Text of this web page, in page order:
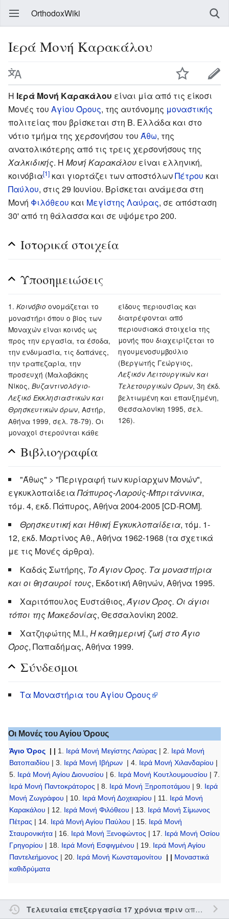
OrthodoxWiki
Ιερά Μονή Καρακάλου
Η Ιερά Μονή Καρακάλου είναι μία από τις είκοσι
Μονές του Αγίου Όρους, της αυτόνομης μοναστικής
πολιτείας που βρίσκεται στη Β. Ελλάδα και στο
νότιο τμήμα της χερσονήσου του Άθω, της
ανατολικότερης από τις τρεις χερσονήσους της
Χαλκιδικής. Η Μονή Καρακάλου είναι ελληνική,
κοινόβια[1] και γιορτάζει των αποστόλωνΠέτρου και
Παύλου, στις 29 Ιουνίου. Βρίσκεται ανάμεσα στη
Μονή Φιλόθεου και Μεγίστης Λαύρας, σε απόσταση
30' από τη θάλασσα και σε υψόμετρο 200.
Ιστορικά στοιχεία
Υποσημειώσεις
Κοινόβιο ονομάζεται το
μοναστήρι όπου ο βίος των
Μοναχών είναι κοινός ως
προς την εργασία, τα έσοδα,
την ενδυμασία, τις δαπάνες,
την τραπεζαρία, την
προσευχή (Μαλαβάκης
Νίκος, Βυζαντινολόγιο-
Λεξικό Εκκλησιαστικών και
Θρησκευτικών όρων, Αστήρ,
Αθήνα 1999, σελ. 78-79). Οι
μοναχοί στερούνται κάθε
είδους περιουσίας και
διατρέφονται από
περιουσιακά στοιχεία της
μονής που διαχειρίζεται το
ηγουμενοσυμβούλιο
(Βεργωτής Γεώργιος,
Λεξικόν Λειτουργικών και
Τελετουργικών Όρων, 3η έκδ.
βελτιωμένη και επαυξημένη,
Θεσσαλονίκη 1995, σελ.
126).
Βιβλιογραφία
"Άθως" > "Περιγραφή των κυρίαρχων Μονών",
εγκυκλοπαίδεια Πάπυρος-Λαρούς-Μπριτάννικα,
τόμ. 4, εκδ. Πάπυρος, Αθήνα 2004-2005 [CD-ROM].
Θρησκευτική και Ηθική Εγκυκλοπαίδεια, τόμ. 1-
12, εκδ. Μαρτίνος Αθ., Αθήνα 1962-1968 (τα σχετικά
με τις Μονές άρθρα).
Καδάς Σωτήρης, Το Άγιον Όρος. Τα μοναστήρια
και οι θησαυροί τους, Εκδοτική Αθηνών, Αθήνα 1995.
Χαριτόπουλος Ευστάθιος, Άγιον Όρος. Οι άγιοι
τόποι της Μακεδονίας, Θεσσαλονίκη 2002.
Χατζηφώτης Μ.Ι., Η καθημερινή ζωή στο Άγιο
Όρος, Παπαδήμας, Αθήνα 1999.
Σύνδεσμοι
Τα Μοναστήρια του Αγίου Όρους
Οι Μονές του Αγίου Όρους
Άγιο Όρος | | 1. Ιερά Μονή Μεγίστης Λαύρας | 2. Ιερά Μονή
Βατοπαιδίου | 3. Ιερά Μονή Ιβήρων | 4. Ιερά Μονή Χιλανδαρίου |
5. Ιερά Μονή Αγίου Διονυσίου | 6. Ιερά Μονή Κουτλουμουσίου | 7.
Ιερά Μονή Παντοκράτορος | 8. Ιερά Μονή Ξηροποτάμου | 9. Ιερά
Μονή Ζωγράφου | 10. Ιερά Μονή Δοχειαρίου | 11. Ιερά Μονή
Καρακάλου | 12. Ιερά Μονή Φιλόθεου | 13. Ιερά Μονή Σίμωνος
Πέτρας | 14. Ιερά Μονή Αγίου Παύλου | 15. Ιερά Μονή
Σταυρονικήτα | 16. Ιερά Μονή Ξενοφώντος | 17. Ιερά Μονή Οσίου
Γρηγορίου | 18. Ιερά Μονή Εσφιγμένου | 19. Ιερά Μονή Αγίου
Παντελεήμονος | 20. Ιερά Μονή Κωνσταμονίτου | | Μοναστικά
καθιδρύματα
Τελευταία επεξεργασία 17 χρόνια πριναπό τον την